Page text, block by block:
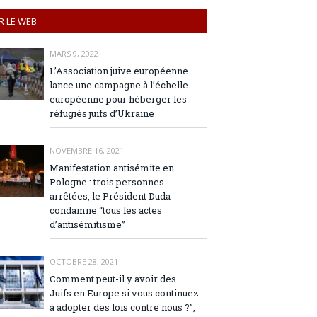
LE WEB
MARS 9, 2022
L’Association juive européenne
lance une campagne à l’échelle
européenne pour héberger les
réfugiés juifs d’Ukraine
NOVEMBRE 16, 2021
Manifestation antisémite en
Pologne : trois personnes
arrêtées, le Président Duda
condamne “tous les actes
d’antisémitisme”
OCTOBRE 28, 2021
Comment peut-il y avoir des
Juifs en Europe si vous continuez
à adopter des lois contre nous ?”,